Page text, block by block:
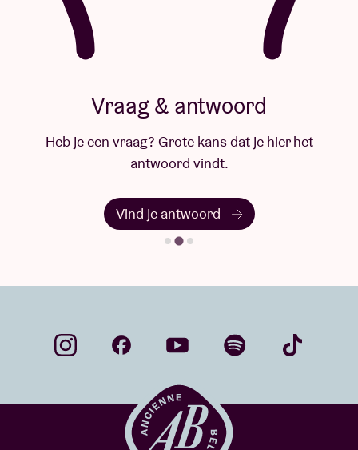
Vraag & antwoord
Heb je een vraag? Grote kans dat je hier het
antwoord vindt.
Vind je antwoord